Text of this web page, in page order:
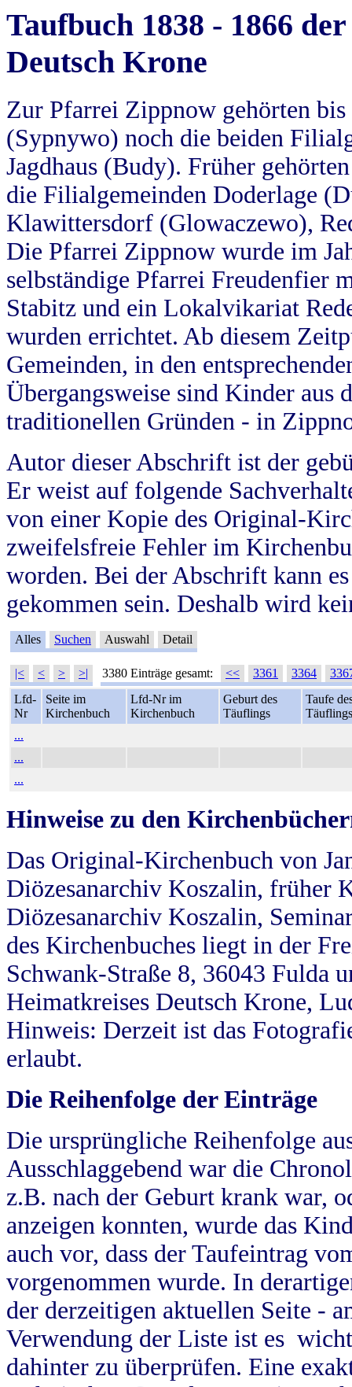
Taufbuch 1838 - 1866
Deutsch Krone
Zur Pfarrei Zippnow gehörten
(Sypnywo) noch die beiden
Jagdhaus (Budy). Früher
die Filialgemeinden Doderlage
Klawittersdorf (Glowaczewo),
Die Pfarrei Zippnow wurde im
selbständige Pfarrei Freudenfier
Stabitz und ein Lokalvikariat
wurden errichtet. Ab diesem
Gemeinden, in den
Übergangsweise sind Kinder aus
traditionellen Gründen - in
Autor dieser Abschrift ist der
Er weist auf folgende
von einer Kopie des Original-
zweifelsfreie Fehler im
worden. Bei der Abschrift kann
gekommen sein. Deshalb wird
Alles Suchen Auswahl Detail
|< < > >| 3380 Einträge gesamt: << 3361 3364
Lfd-
Nr
Seite im
Kirchenbuch
Lfd-Nr im
Kirchenbuch
Geburt des
Täuflings
Taufe
Täuflings
...
...
...
Hinweise zu den
Das Original-Kirchenbuch von
Diözesanarchiv Koszalin, früher
Diözesanarchiv Koszalin,
des Kirchenbuches liegt in der
Schwank-Straße 8, 36043 Fulda
Heimatkreises Deutsch Krone,
Hinweis: Derzeit ist das
erlaubt.
Die Reihenfolge der Einträge
Die ursprüngliche Reihenfolge
Ausschlaggebend war die
z.B. nach der Geburt krank war,
anzeigen konnten, wurde das
auch vor, dass der Taufeintrag
vorgenommen wurde. In
der derzeitigen aktuellen Seite -
Verwendung der Liste ist es
dahinter zu überprüfen. Eine